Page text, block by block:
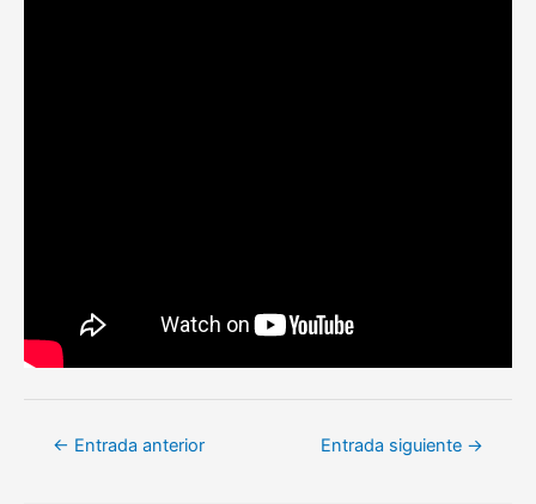
Navegación
← Entrada anterior Entrada siguiente →